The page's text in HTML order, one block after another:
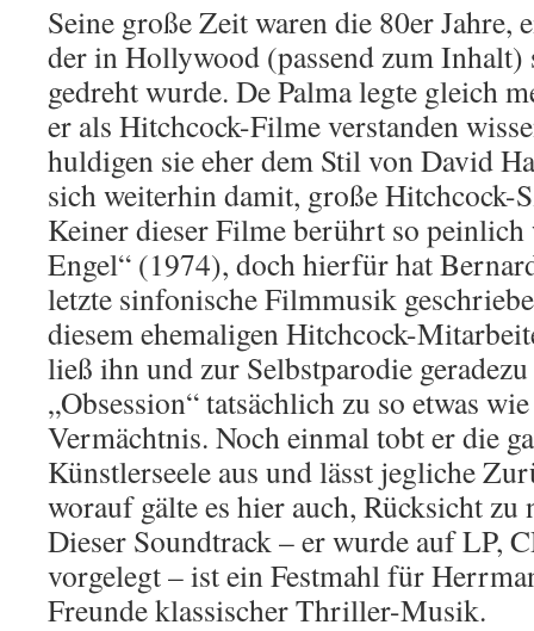
Seine große Zeit waren die 80er Jahre,
der in Hollywood (passend zum Inhalt)
gedreht wurde. De Palma legte gleich
er als Hitchcock-Filme verstanden
huldigen sie eher dem Stil von David
sich weiterhin damit, große Hitchcock-
Keiner dieser Filme berührt so peinlich
Engel“ (1974), doch hierfür hat
letzte sinfonische Filmmusik
diesem ehemaligen Hitchcock-
ließ ihn und zur Selbstparodie
„Obsession“ tatsächlich zu so etwas
Vermächtnis. Noch einmal tobt er die
Künstlerseele aus und lässt jegliche
worauf gälte es hier auch, Rücksicht zu
Dieser Soundtrack – er wurde auf LP,
vorgelegt – ist ein Festmahl für
Freunde klassischer Thriller-Musik.